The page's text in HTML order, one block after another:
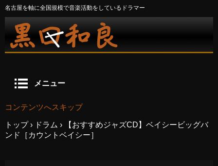
名古屋を軸に全国規模で音楽活動をしているドラマー
メニュー
コンテンツへスキップ
トップ › ドラム ›
【おすすめジャズCD】ベイシービッグバ
ンド［カウントベイシー］